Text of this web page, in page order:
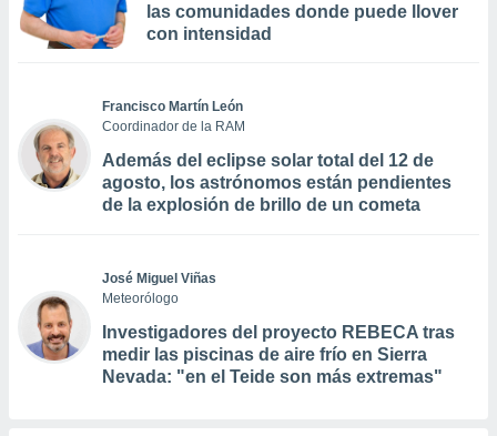
las comunidades donde puede llover
con intensidad
Francisco Martín León
Coordinador de la RAM
Además del eclipse solar total del 12 de
agosto, los astrónomos están pendientes
de la explosión de brillo de un cometa
José Miguel Viñas
Meteorólogo
Investigadores del proyecto REBECA tras
medir las piscinas de aire frío en Sierra
Nevada: "en el Teide son más extremas"